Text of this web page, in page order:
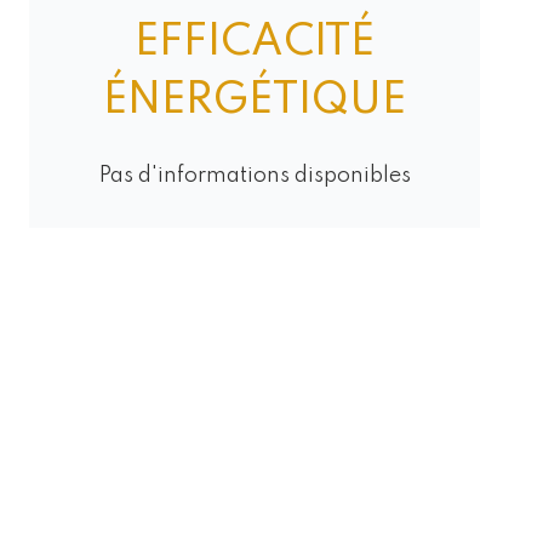
EFFICACITÉ
ÉNERGÉTIQUE
Pas d'informations disponibles